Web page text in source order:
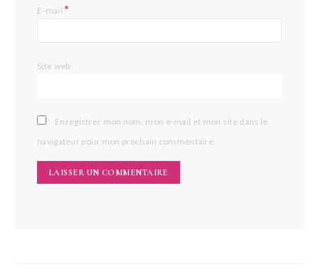
E-mail*
Site web
Enregistrer mon nom, mon e-mail et mon site dans le
navigateur pour mon prochain commentaire.